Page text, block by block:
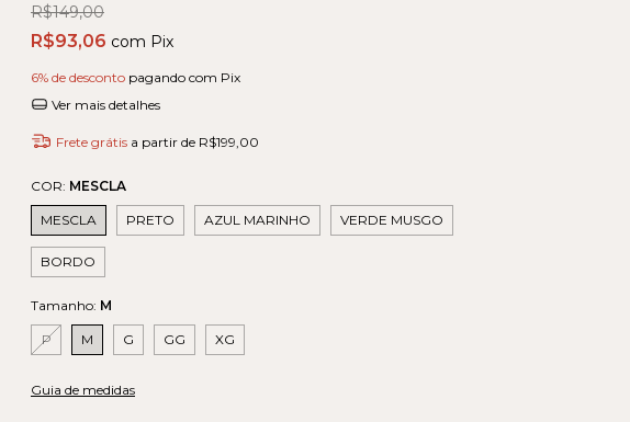
R$149,00
R$93,06 com Pix
6% de desconto pagando com Pix
Ver mais detalhes
Frete grátis a partir de R$199,00
COR: MESCLA
MESCLA PRETO AZUL MARINHO VERDE MUSGO
BORDO
Tamanho: M
P M G GG XG
Guia de medidas